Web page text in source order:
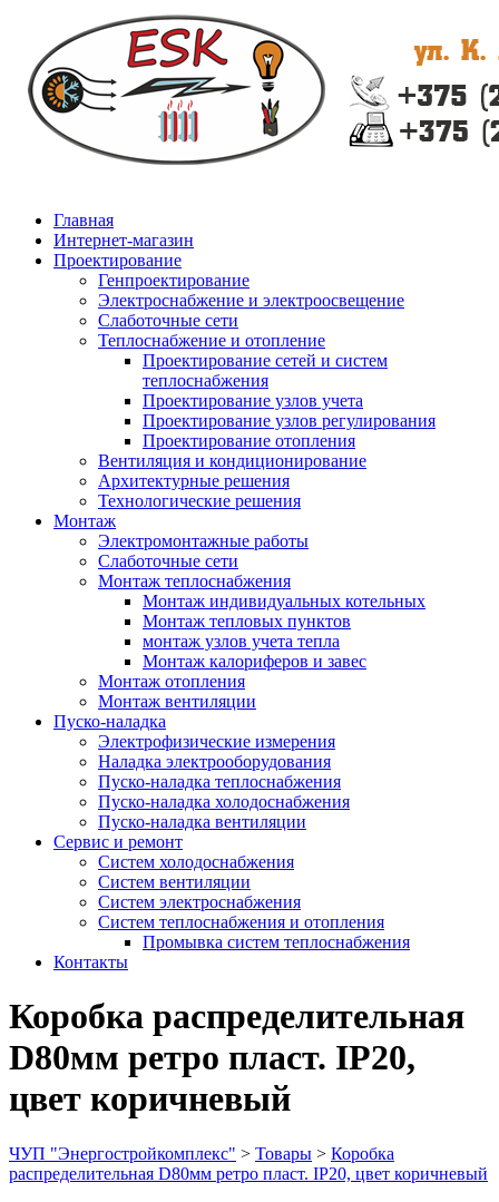
Главная
Интернет-магазин
Проектирование
Генпроектирование
Электроснабжение и электроосвещение
Слаботочные сети
Теплоснабжение и отопление
Проектирование сетей и систем
теплоснабжения
Проектирование узлов учета
Проектирование узлов регулирования
Проектирование отопления
Вентиляция и кондиционирование
Архитектурные решения
Технологические решения
Монтаж
Электромонтажные работы
Слаботочные сети
Монтаж теплоснабжения
Монтаж индивидуальных котельных
Монтаж тепловых пунктов
монтаж узлов учета тепла
Монтаж калориферов и завес
Монтаж отопления
Монтаж вентиляции
Пуско-наладка
Электрофизические измерения
Наладка электрооборудования
Пуско-наладка теплоснабжения
Пуско-наладка холодоснабжения
Пуско-наладка вентиляции
Сервис и ремонт
Систем холодоснабжения
Систем вентиляции
Систем электроснабжения
Систем теплоснабжения и отопления
Промывка систем теплоснабжения
Контакты
Коробка распределительная
D80мм ретро пласт. IP20,
цвет коричневый
ЧУП "Энергостройкомплекс" > Товары > Коробка
распределительная D80мм ретро пласт. IP20, цвет коричневый